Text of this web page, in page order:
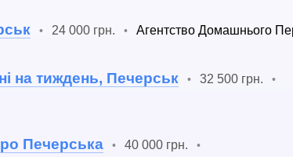
• 24 000 грн. •
Агентство Домашнього
на тиждень, Печерськ • 32 500 грн. •
Печерська • 40 000 грн. •